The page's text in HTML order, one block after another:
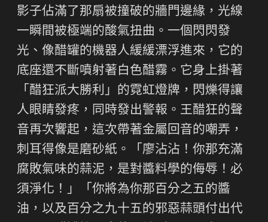
影子佔滿了那扇被撞破的牆門邊緣，光線
一瞬間被極端的酸氣扭曲。一個閃閃發
光、像醋罐的機器人緩緩漂浮進來，它的
底座還不斷噴射著白色醋霧。它身上掛著
「醋狂派大勝利」的霓虹燈牌，閃爍得讓
人眼睛發疼，同時發出警報。王醋狂的聲
音再次響起，這次帶著金屬回音的嘲弄，
刺耳得像是磨砂紙。「廖沾沾！你那充滿
腐敗氣味的蒜泥，是對醬料學的侮辱！必
須淨化！」「你將為你那百分之五的醬
油，以及百分之九十五的邪惡蒜頭付出代